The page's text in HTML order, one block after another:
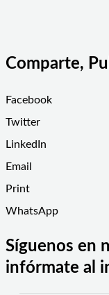
Comparte,
Facebook
Twitter
LinkedIn
Email
Print
WhatsApp
Síguenos en
infórmate al